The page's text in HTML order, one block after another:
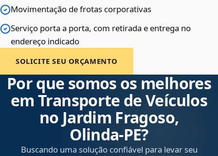
Movimentação de frotas corporativas
Serviço porta a porta, com retirada e entrega no
endereço indicado
SOLICITE SEU ORÇAMENTO
Por que somos os melhores
em Transporte de Veículos
no Jardim Fragoso,
Olinda‑PE?
Buscando uma solução confiável para levar seu